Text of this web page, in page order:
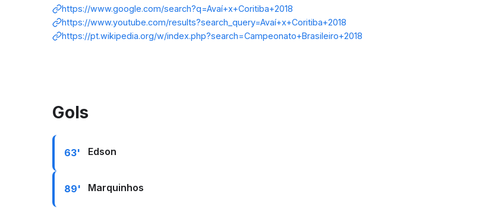
https://www.google.com/search?q=Avaí+x+Coritiba+2018
https://www.youtube.com/results?search_query=Avaí+x+Coritiba+2018
https://pt.wikipedia.org/w/index.php?search=Campeonato+Brasileiro+2018
Gols
63' Edson
89' Marquinhos